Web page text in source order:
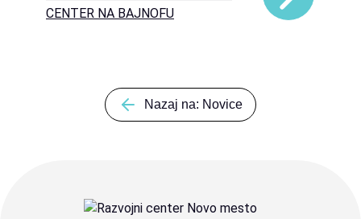
CENTER NA BAJNOFU
Nazaj na: Novice